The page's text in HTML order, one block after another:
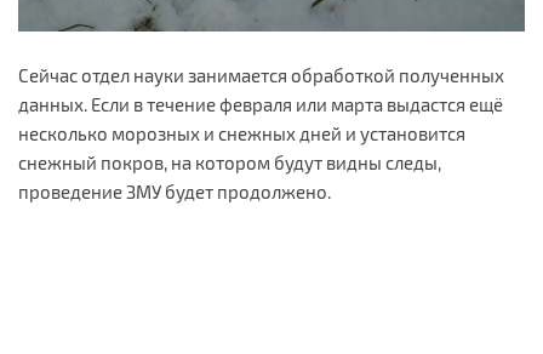
Сейчас отдел науки занимается обработкой полученных
данных. Если в течение февраля или марта выдастся ещё
несколько морозных и снежных дней и установится
снежный покров, на котором будут видны следы,
проведение ЗМУ будет продолжено.